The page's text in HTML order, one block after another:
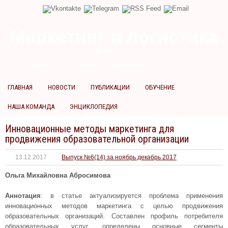
ГЛАВНАЯ НОВОСТИ ПУБЛИКАЦИИ ОБУЧЕНИЕ
НАША КОМАНДА ЭНЦИКЛОПЕДИЯ
Инновационные методы маркетинга для
продвижения образовательной организации
13.12.2017 Выпуск №6(14) за ноябрь декабрь 2017
Ольга Михайловна Абросимова
Аннотация: в статье актуализируется проблема применения
инновационных методов маркетинга с целью продвижения
образовательных организаций. Составлен профиль потребителя
образовательных услуг, определены основные сегменты